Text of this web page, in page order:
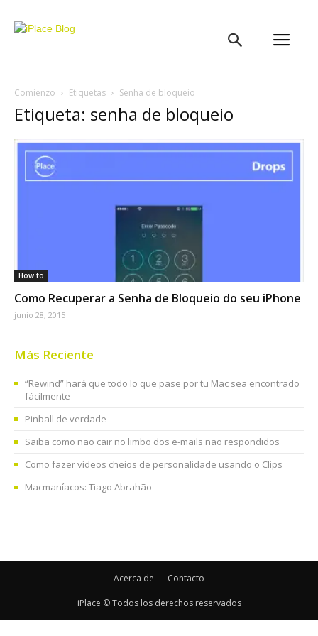
Comienzo Etiquetas Senha de bloqueio
Etiqueta: senha de bloqueio
How to
Como Recuperar a Senha de Bloqueio do seu iPhone
junio 28, 2015
Más Reciente
“Rewind” hará que todo lo que pase por tu Mac sea encontrado
fácilmente
Pinball de verdade
Saiba como não cair no limbo dos e-mails não respondidos
Como fazer vídeos cheios de personalidade usando o Clips
Macmaníacos: Tiago Abrahão
Acerca de Contacto
iPlace © Todos los derechos reservados